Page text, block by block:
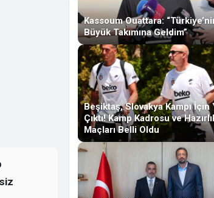
Kassoum Ouattara:
Büyük Takımına Geldim”
Beşiktaş, Slovakya Kampı İçin
Çıktı! Kamp Kadrosu ve
Maçları Belli Oldu